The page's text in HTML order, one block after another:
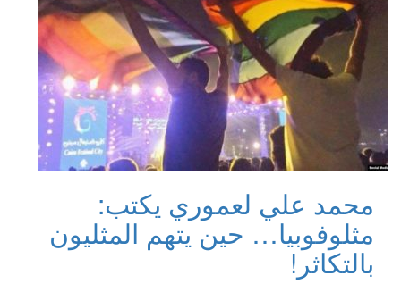
محمد علي لعموري يكتب:
مثلوفوبيا… حين يتهم المثليون
بالتكاثر!